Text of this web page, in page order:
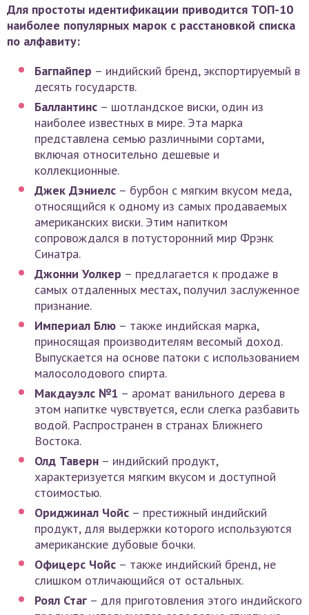
Для простоты идентификации приводится ТОП-10
наиболее популярных марок с расстановкой списка
по алфавиту:
Багпайпер – индийский бренд, экспортируемый в
десять государств.
Баллантинс – шотландское виски, один из
наиболее известных в мире. Эта марка
представлена семью различными сортами,
включая относительно дешевые и
коллекционные.
Джек Дэниелс – бурбон с мягким вкусом меда,
относящийся к одному из самых продаваемых
американских виски. Этим напитком
сопровождался в потусторонний мир Фрэнк
Синатра.
Джонни Уолкер – предлагается к продаже в
самых отдаленных местах, получил заслуженное
признание.
Империал Блю – также индийская марка,
приносящая производителям весомый доход.
Выпускается на основе патоки с использованием
малосолодового спирта.
Макдауэлс №1 – аромат ванильного дерева в
этом напитке чувствуется, если слегка разбавить
водой. Распространен в странах Ближнего
Востока.
Олд Таверн – индийский продукт,
характеризуется мягким вкусом и доступной
стоимостью.
Ориджинал Чойс – престижный индийский
продукт, для выдержки которого используются
американские дубовые бочки.
Офицерс Чойс – также индийский бренд, не
слишком отличающийся от остальных.
Роял Стаг – для приготовления этого индийского